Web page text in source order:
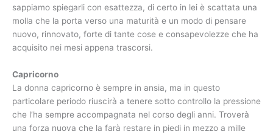
sappiamo spiegarli con esattezza, di certo in lei è scattata una
molla che la porta verso una maturità e un modo di pensare
nuovo, rinnovato, forte di tante cose e consapevolezze che ha
acquisito nei mesi appena trascorsi.
Capricorno
La donna capricorno è sempre in ansia, ma in questo
particolare periodo riuscirà a tenere sotto controllo la pressione
che l’ha sempre accompagnata nel corso degli anni. Troverà
una forza nuova che la farà restare in piedi in mezzo a mille